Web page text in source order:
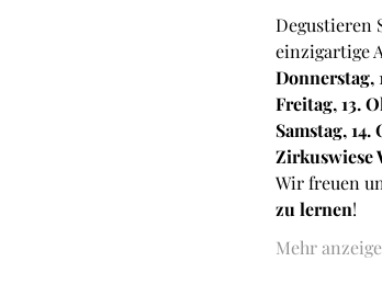
Degustieren
einzigartige
Donnerstag,
Freitag, 13.
Samstag,
Zirkuswiese
Wir freuen
zu lernen!
Mehr